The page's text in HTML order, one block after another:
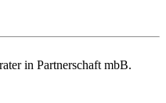
in Partnerschaft mbB.